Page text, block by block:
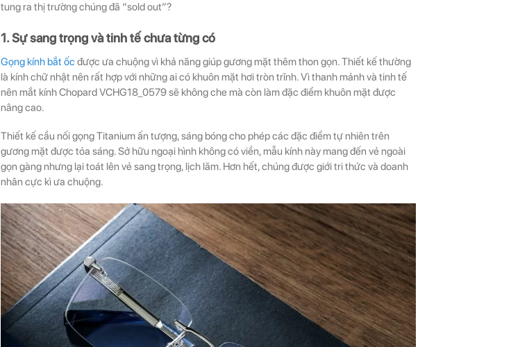
tung ra thị trường chúng đã “sold out”?
1. Sự sang trọng và tinh tế chưa từng có
Gọng kính bắt ốc được ưa chuộng vì khả năng giúp gương mặt thêm thon gọn. Thiết kế thường
là kính chữ nhật nên rất hợp với những ai có khuôn mặt hơi tròn trĩnh. Vì thanh mảnh và tinh tế
nên mắt kính Chopard VCHG18_0579 sẽ không che mà còn làm đặc điểm khuôn mặt được
nâng cao.
Thiết kế cầu nối gọng Titanium ấn tượng, sáng bóng cho phép các đặc điểm tự nhiên trên
gương mặt được tỏa sáng. Sở hữu ngoại hình không có viền, mẫu kính này mang đến vẻ ngoài
gọn gàng nhưng lại toát lên vẻ sang trọng, lịch lãm. Hơn hết, chúng được giới tri thức và doanh
nhân cực kì ưa chuộng.